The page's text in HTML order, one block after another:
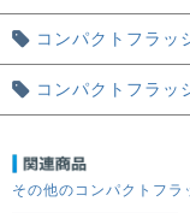
コンパクトフラ
コンパクトフラ
その他のコンパクトフ